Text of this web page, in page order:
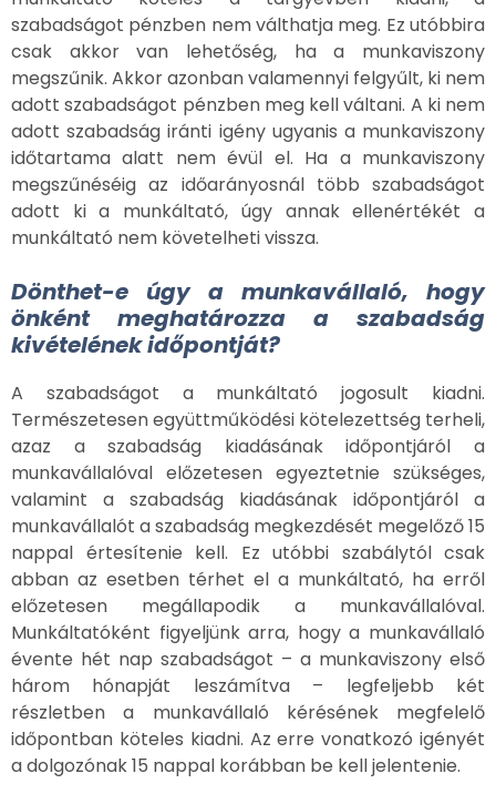
szabadságot pénzben nem válthatja meg. Ez utóbbira
csak akkor van lehetőség, ha a munkaviszony
megszűnik. Akkor azonban valamennyi felgyűlt, ki nem
adott szabadságot pénzben meg kell váltani. A ki nem
adott szabadság iránti igény ugyanis a munkaviszony
időtartama alatt nem évül el. Ha a munkaviszony
megszűnéséig az időarányosnál több szabadságot
adott ki a munkáltató, úgy annak ellenértékét a
munkáltató nem követelheti vissza.
Dönthet-e úgy a munkavállaló, hogy
önként meghatározza a szabadság
kivételének időpontját?
A szabadságot a munkáltató jogosult kiadni.
Természetesen együttműködési kötelezettség terheli,
azaz a szabadság kiadásának időpontjáról a
munkavállalóval előzetesen egyeztetnie szükséges,
valamint a szabadság kiadásának időpontjáról a
munkavállalót a szabadság megkezdését megelőző 15
nappal értesítenie kell. Ez utóbbi szabálytól csak
abban az esetben térhet el a munkáltató, ha erről
előzetesen megállapodik a munkavállalóval.
Munkáltatóként figyeljünk arra, hogy a munkavállaló
évente hét nap szabadságot – a munkaviszony első
három hónapját leszámítva – legfeljebb két
részletben a munkavállaló kérésének megfelelő
időpontban köteles kiadni. Az erre vonatkozó igényét
a dolgozónak 15 nappal korábban be kell jelentenie.